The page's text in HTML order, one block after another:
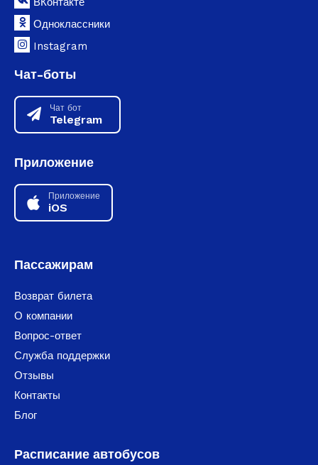
Одноклассники
Instagram
Чат-боты
Чат бот
Telegram
Приложение
Приложение
iOS
Пассажирам
Возврат билета
О компании
Вопрос-ответ
Служба поддержки
Отзывы
Контакты
Блог
Расписание автобусов